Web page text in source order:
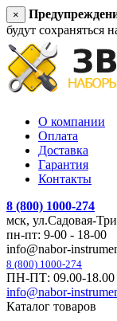
×
будут сохраняться
О компании
Оплата
Доставка
Гарантия
Контакты
8 (800) 1000-274
мск, ул.Садовая-
пн-пт: 9-00 - 18-00
info@nabor-
8 (800) 1000-274
ПН-ПТ: 09.00-18.00
info@nabor-
Каталог товаров